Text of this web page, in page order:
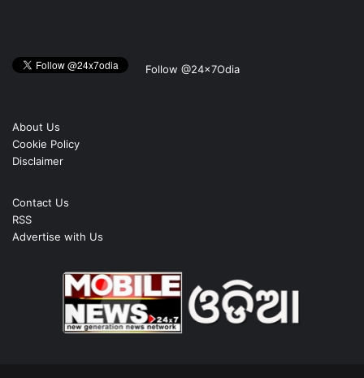
Follow @24x7Odia
About Us
Cookie Policy
Disclaimer
Contact Us
RSS
Advertise with Us